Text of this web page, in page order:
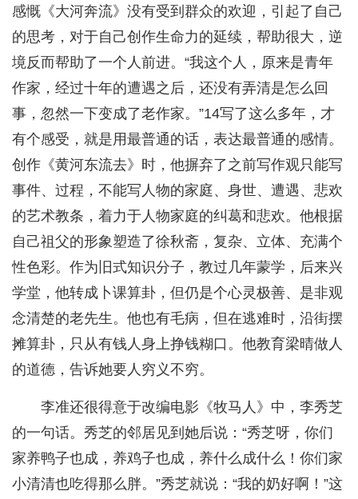
感慨《大河奔流》没有受到群众的欢迎，引起了自己
的思考，对于自己创作生命力的延续，帮助很大，逆
境反而帮助了一个人前进。“我这个人，原来是青年
作家，经过十年的遭遇之后，还没有弄清是怎么回
事，忽然一下变成了老作家。”14写了这么多年，才
有个感受，就是用最普通的话，表达最普通的感情。
创作《黄河东流去》时，他摒弃了之前写作观只能写
事件、过程，不能写人物的家庭、身世、遭遇、悲欢
的艺术教条，着力于人物家庭的纠葛和悲欢。他根据
自己祖父的形象塑造了徐秋斋，复杂、立体、充满个
性色彩。作为旧式知识分子，教过几年蒙学，后来兴
学堂，他转成卜课算卦，但仍是个心灵极善、是非观
念清楚的老先生。他也有毛病，但在逃难时，沿街摆
摊算卦，只从有钱人身上挣钱糊口。他教育梁晴做人
的道德，告诉她要人穷义不穷。
李准还很得意于改编电影《牧马人》中，李秀芝
的一句话。秀芝的邻居见到她后说：“秀芝呀，你们
家养鸭子也成，养鸡子也成，养什么成什么！你们家
小清清也吃得那么胖。”秀芝就说：“我的奶好啊！”这